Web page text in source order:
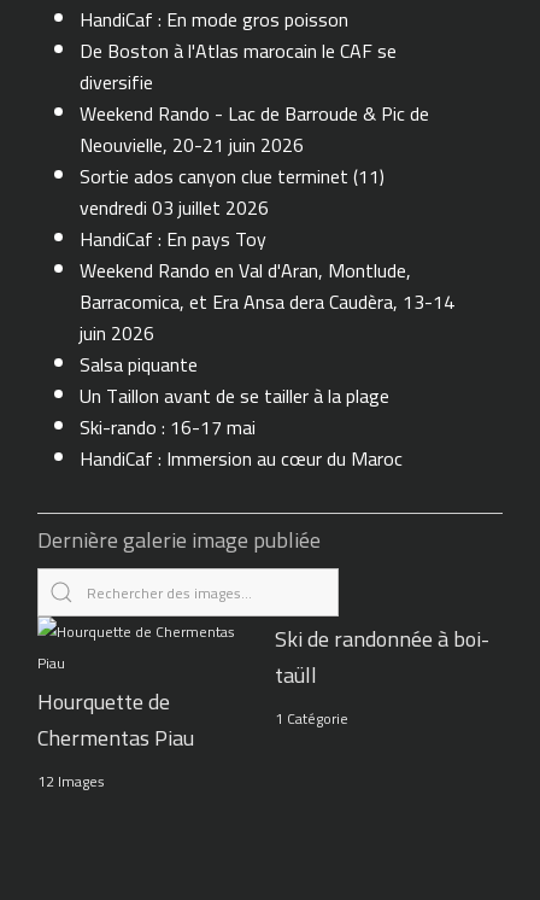
HandiCaf : En mode gros poisson
De Boston à l'Atlas marocain le CAF se
diversifie
Weekend Rando - Lac de Barroude & Pic de
Neouvielle, 20-21 juin 2026
Sortie ados canyon clue terminet (11)
vendredi 03 juillet 2026
HandiCaf : En pays Toy
Weekend Rando en Val d'Aran, Montlude,
Barracomica, et Era Ansa dera Caudèra, 13-14
juin 2026
Salsa piquante
Un Taillon avant de se tailler à la plage
Ski-rando : 16-17 mai
HandiCaf : Immersion au cœur du Maroc
Dernière galerie image publiée
Hourquette de
Chermentas Piau
12 Images
Ski de randonnée à boi-
taüll
1 Catégorie